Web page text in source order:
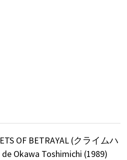
OF BETRAYAL (クライムハ
Okawa Toshimichi (1989)